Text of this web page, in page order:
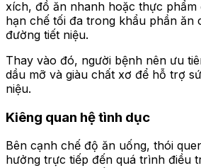
xích, đồ ăn nhanh hoặc thực
hạn chế tối đa trong khẩu phần ăn
đường tiết niệu.
Thay vào đó, người bệnh nên ưu
dầu mỡ và giàu chất xơ để hỗ trợ
niệu.
Kiêng quan hệ tình dục
Bên cạnh chế độ ăn uống, thói
hưởng trực tiếp đến quá trình điều